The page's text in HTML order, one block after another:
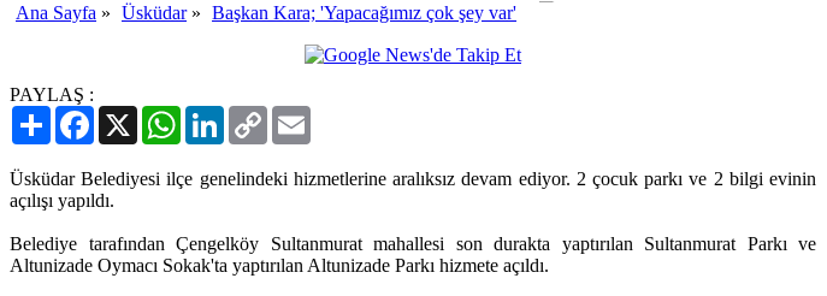
Ana Sayfa » Üsküdar» Başkan Kara; 'Yapacağımız çok şey var'
PAYLAŞ :
PaylaşFacebook
X WhatsAppLinkedIn
Copy
Link
Üsküdar Belediyesi ilçe genelindeki hizmetlerine aralıksız devam ediyor. 2 çocuk parkı ve 2 bilgi evinin
açılışı yapıldı.
Belediye tarafından Çengelköy Sultanmurat mahallesi son durakta yaptırılan Sultanmurat Parkı ve
Altunizade Oymacı Sokak'ta yaptırılan Altunizade Parkı hizmete açıldı.